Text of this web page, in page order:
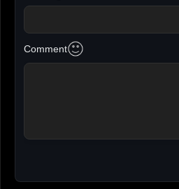
Comment